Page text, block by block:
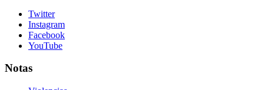
Twitter
Instagram
Facebook
YouTube
Notas